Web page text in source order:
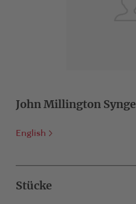
John Millington Synge
English
Stücke